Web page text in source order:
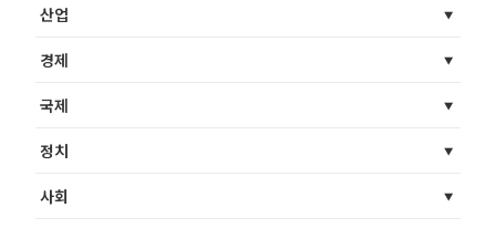
산업
경제
국제
정치
사회